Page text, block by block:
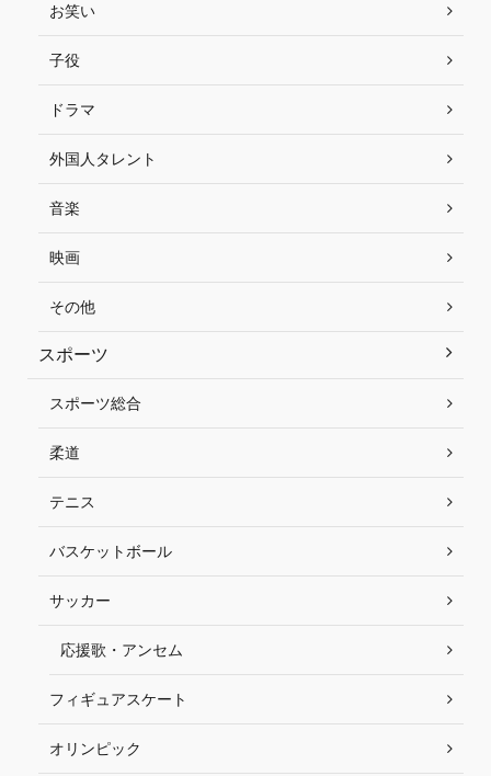
お笑い
子役
ドラマ
外国人タレント
音楽
映画
その他
スポーツ
スポーツ総合
柔道
テニス
バスケットボール
サッカー
応援歌・アンセム
フィギュアスケート
オリンピック